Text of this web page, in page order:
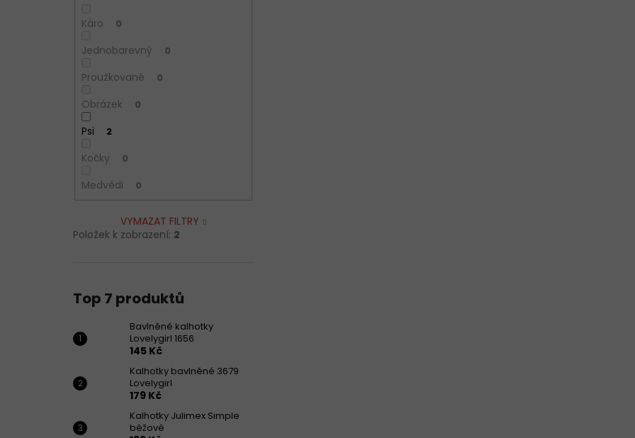
Káro 0
Jednobarevný 0
Proužkované 0
Obrázek 0
Psi 2
Kočky 0
Medvědi 0
VYMAZAT FILTRY
Položek k zobrazení: 2
Top 7 produktů
Bavlněné kalhotky
Lovelygirl 1656
145 Kč
Kalhotky bavlněné 3679
Lovelygirl
179 Kč
Kalhotky Julimex Simple
béžové